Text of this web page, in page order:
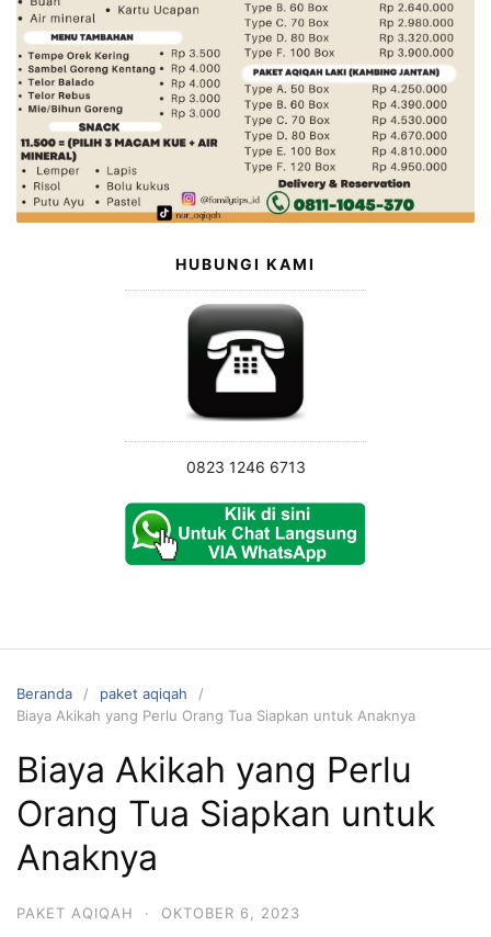
HUBUNGI KAMI
0823 1246 6713
Beranda
paket aqiqah
Biaya Akikah yang Perlu Orang Tua Siapkan untuk Anaknya
Biaya Akikah yang Perlu
Orang Tua Siapkan untuk
Anaknya
PAKET AQIQAH · OKTOBER 6, 2023